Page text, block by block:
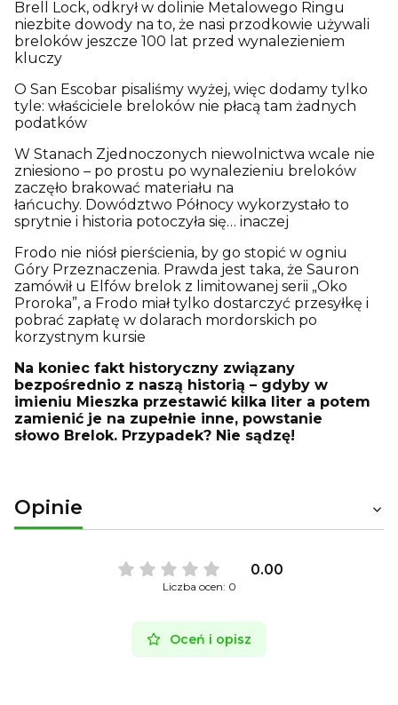
Brell Lock, odkrył w dolinie Metalowego Ringu
niezbite dowody na to, że nasi przodkowie używali
breloków jeszcze 100 lat przed wynalezieniem
kluczy
O San Escobar pisaliśmy wyżej, więc dodamy tylko
tyle: właściciele breloków nie płacą tam żadnych
podatków
W Stanach Zjednoczonych niewolnictwa wcale nie
zniesiono – po prostu po wynalezieniu breloków
zaczęło brakować materiału na
łańcuchy. Dowództwo Północy wykorzystało to
sprytnie i historia potoczyła się… inaczej
Frodo nie niósł pierścienia, by go stopić w ogniu
Góry Przeznaczenia. Prawda jest taka, że Sauron
zamówił u Elfów brelok z limitowanej serii „Oko
Proroka”, a Frodo miał tylko dostarczyć przesyłkę i
pobrać zapłatę w dolarach mordorskich po
korzystnym kursie
Na koniec fakt historyczny związany
bezpośrednio z naszą historią – gdyby w
imieniu Mieszka przestawić kilka liter a potem
zamienić je na zupełnie inne, powstanie
słowo Brelok. Przypadek? Nie sądzę!
Opinie
0.00
Liczba ocen: 0
Oceń i opisz